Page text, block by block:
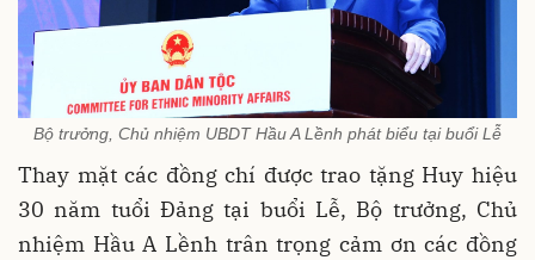
Bộ trưởng, Chủ nhiệm UBDT Hầu A Lềnh phát biểu tại buổi Lễ
Thay mặt các đồng chí được trao tặng Huy hiệu
30 năm tuổi Đảng tại buổi Lễ, Bộ trưởng, Chủ
nhiệm Hầu A Lềnh trân trọng cảm ơn các đồng